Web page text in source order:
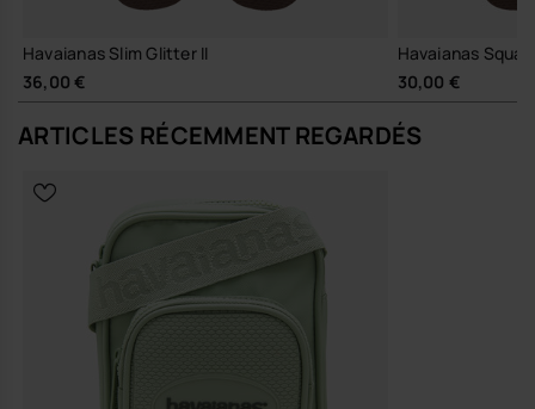
Organisation instinctive du contenu, sans superflu, pour un
Tu peux l’associer à des sandales premium épurées, à une chemise
oversize et un denim brut, ou la porter avec un short en lin et des
tongs havaianas pour un look plus estival de la même silhouette.
Matériaux pensés pour résister au rythme du quotidien, avec
une attention particulière portée à la tenue des couleurs, à la
solidité des finitions et à la facilité d’entretien, pour un
accessoire qui t’accompagne saison après saison.
Une pièce discrète mais affirmée, à adopter comme ton repère
fonctionnel et esthétique au cœur de la saison.
Achète en ligne sur www.havaianas-store.com, la boutique officielle
Havaianas en Belgique, et fais passer ton style au niveau supérieur.
Havaianas Slim Glitter II
36,00 €
Havaianas
30,00 €
ARTICLES RÉCEMMENT REGARDÉS